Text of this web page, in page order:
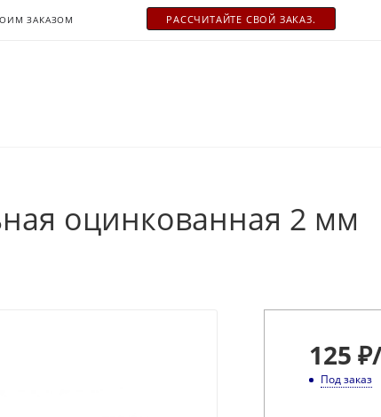
ЗАКАЗОМ РАСCЧИТАЙТЕ СВОЙ ЗАКАЗ.
оцинкованная 2 мм
125 ₽
Под заказ